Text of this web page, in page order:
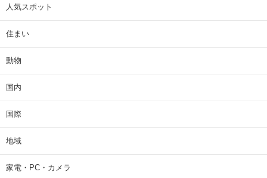
人気スポット
住まい
動物
国内
国際
地域
家電・PC・カメラ